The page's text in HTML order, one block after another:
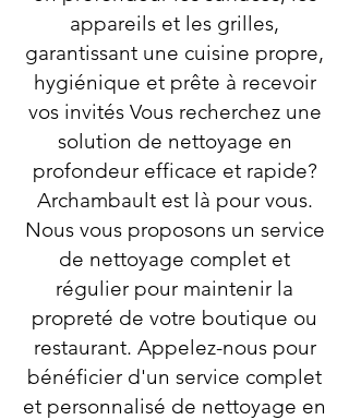
appareils et les grilles,
garantissant une cuisine propre,
hygiénique et prête à recevoir
vos invités Vous recherchez une
solution de nettoyage en
profondeur efficace et rapide?
Archambault est là pour vous.
Nous vous proposons un service
de nettoyage complet et
régulier pour maintenir la
propreté de votre boutique ou
restaurant. Appelez-nous pour
bénéficier d'un service complet
et personnalisé de nettoyage en